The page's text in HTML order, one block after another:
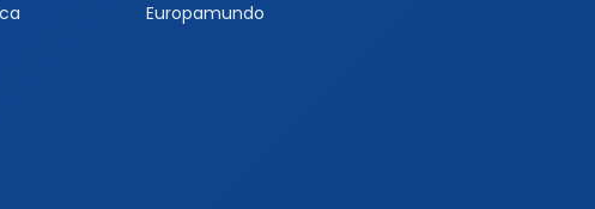
Europamundo